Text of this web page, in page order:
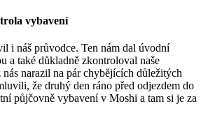
vybavení
i náš průvodce. Ten nám dal úvodní
a také důkladně zkontroloval naše
narazil na pár chybějících důležitých
že druhý den ráno před odjezdem do
půjčovně vybavení v Moshi a tam si je za